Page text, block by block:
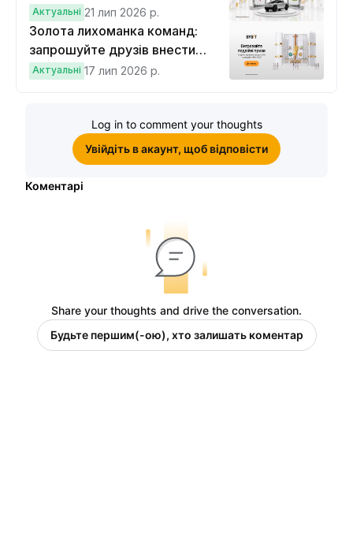
вигравайте Cybertruck
Актуальні 21 лип 2026 р.
Золота лихоманка команд:
запрошуйте друзів внести
депозит на $100 і торгувати на
Актуальні 17 лип 2026 р.
Log in to comment your thoughts
Увійдіть в акаунт, щоб відповісти
Коментарі
Share your thoughts and drive the conversation.
Будьте першим(-ою), хто залишать коментар